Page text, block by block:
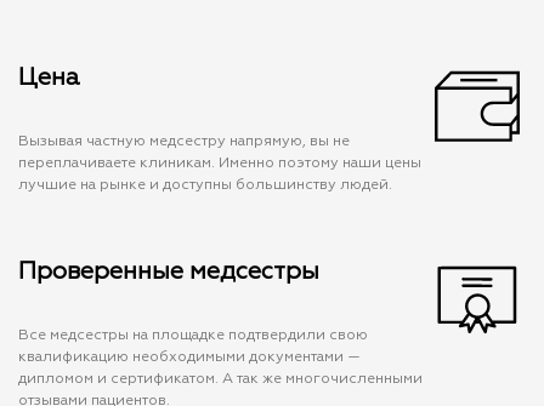
Цена
Вызывая частную медсестру напрямую, вы не
переплачиваете клиникам. Именно поэтому наши цены
лучшие на рынке и доступны большинству людей.
Проверенные медсестры
Все медсестры на площадке подтвердили свою
квалификацию необходимыми документами —
дипломом и сертификатом. А так же многочисленными
отзывами пациентов.